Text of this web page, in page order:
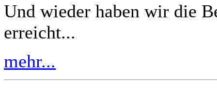
Und wieder haben wir die
erreicht...
mehr...